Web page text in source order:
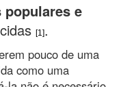
populares e
[1].
pouco de uma
como uma